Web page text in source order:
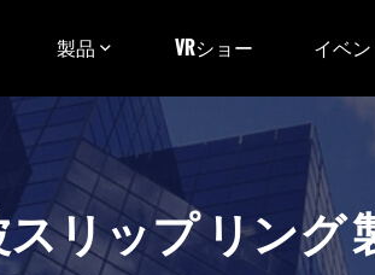
製品 VRショー イベン
リップ リング